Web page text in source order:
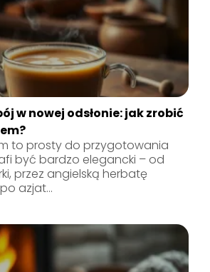
w nowej odsłonie: jak zrobić
to prosty do przygotowania
być bardzo elegancki – od
przez angielską herbatę
azjat...